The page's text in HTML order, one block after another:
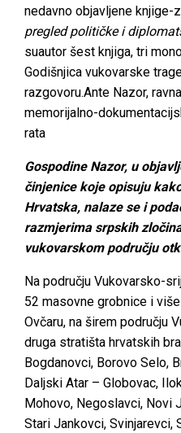
nedavno objavljene knjige-
pregled političke i
suautor šest knjiga, tri
Godišnjica vukovarske
razgovoru.Ante Nazor,
memorijalno-
rata
Gospodine Nazor, u
činjenice koje opisuju
Hrvatska, nalaze se i
razmjerima srpskih
vukovarskom području
Na području Vukovarsko-
52 masovne grobnice i
Ovčaru, na širem području
druga stratišta hrvatskih
Bogdanovci, Borovo Selo,
Daljski Atar – Globovac,
Mohovo, Negoslavci, Novi
Stari Jankovci, Svinjarevci,